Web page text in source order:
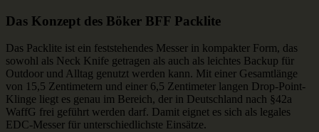
Das Konzept des Böker BFF Packlite
Das Packlite ist ein feststehendes Messer in kompakter Form, das
sowohl als Neck Knife getragen als auch als leichtes Backup für
Outdoor und Alltag genutzt werden kann. Mit einer Gesamtlänge
von 15,5 Zentimetern und einer 6,5 Zentimeter langen Drop-Point-
Klinge liegt es genau im Bereich, der in Deutschland nach §42a
WaffG frei geführt werden darf. Damit eignet es sich als legales
EDC-Messer für unterschiedlichste Einsätze.